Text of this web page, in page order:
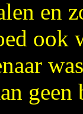
en
geen